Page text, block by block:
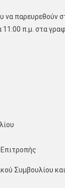
παρευρεθούν
π.μ. στα
Συμβουλίου